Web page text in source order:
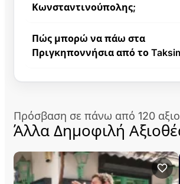
Κωνσταντινούπολης;
Πώς μπορώ να πάω στα
Πριγκηποννήσια από το
Πρόσβαση σε πάνω από 120
Άλλα Δημοφιλή